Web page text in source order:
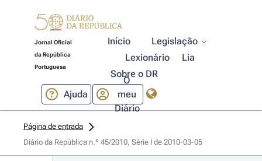
Jornal Oficial
da República
Portuguesa
Início
Legislação
Lexionário
Lia
Sobre o DR
Ajuda
O
meu
Diário
Página de entrada
Diário da República n.º 45/2010, Série I de 2010-03-05